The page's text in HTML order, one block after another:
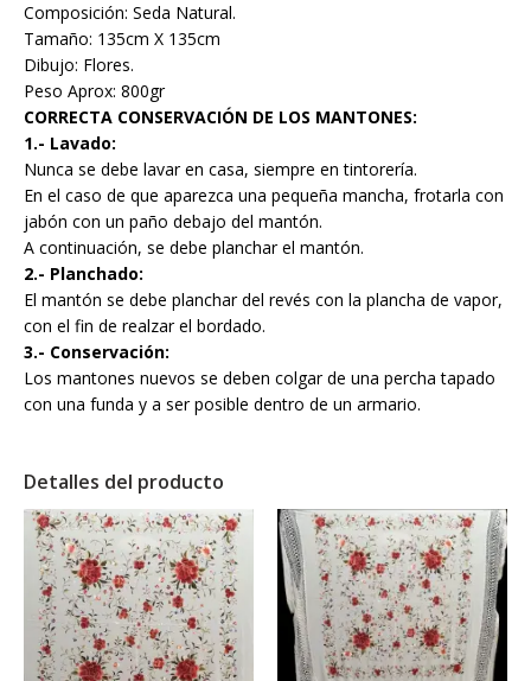
Composición: Seda Natural.
Tamaño: 135cm X 135cm
Dibujo: Flores.
Peso Aprox: 800gr
CORRECTA CONSERVACIÓN DE LOS MANTONES:
1.- Lavado:
Nunca se debe lavar en casa, siempre en tintorería.
En el caso de que aparezca una pequeña mancha, frotarla con
jabón con un paño debajo del mantón.
A continuación, se debe planchar el mantón.
2.- Planchado:
El mantón se debe planchar del revés con la plancha de vapor,
con el fin de realzar el bordado.
3.- Conservación:
Los mantones nuevos se deben colgar de una percha tapado
con una funda y a ser posible dentro de un armario.
Detalles del producto